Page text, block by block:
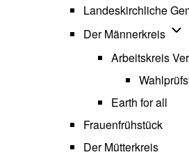
Landeskirchliche
Der Männerkreis
Arbeitskreis
Earth for all
Frauenfrühstück
Der Mütterkreis